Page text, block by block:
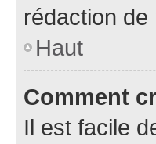
rédaction de
Haut
Comment
Il est facile